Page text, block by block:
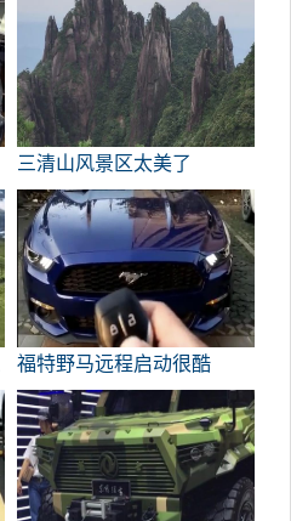
三清山风景区太美了
福特野马远程启动很酷